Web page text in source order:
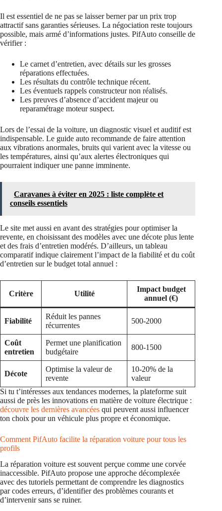
Il est essentiel de ne pas se laisser berner par un prix trop
attractif sans garanties sérieuses. La négociation reste toujours
possible, mais armé d’informations justes. PifAuto conseille de
vérifier :
Le carnet d’entretien, avec détails sur les grosses
réparations effectuées.
Les résultats du contrôle technique récent.
Les éventuels rappels constructeur non réalisés.
Les preuves d’absence d’accident majeur ou
reparamétrage moteur suspect.
Lors de l’essai de la voiture, un diagnostic visuel et auditif est
indispensable. Le guide auto recommande de faire attention
aux vibrations anormales, bruits qui varient avec la vitesse ou
les températures, ainsi qu’aux alertes électroniques qui
pourraient indiquer une panne imminente.
Caravanes à éviter en 2025 : liste complète et
conseils essentiels
Le site met aussi en avant des stratégies pour optimiser la
revente, en choisissant des modèles avec une décote plus lente
et des frais d’entretien modérés. D’ailleurs, un tableau
comparatif indique clairement l’impact de la fiabilité et du coût
d’entretien sur le budget total annuel :
Critère Utilité
Impact budget
annuel (€)
Fiabilité
Réduit les pannes
récurrentes
500-2000
Coût
entretien
Permet une planification
budgétaire
800-1500
Décote
Optimise la valeur de
revente
10-20% de la
valeur
Si tu t’intéresses aux tendances modernes, la plateforme suit
aussi de près les innovations en matière de voiture électrique :
découvre les dernières avancées qui peuvent aussi influencer
ton choix pour un véhicule plus propre et économique.
Comment PifAuto facilite la réparation voiture pour tous les
profils
La réparation voiture est souvent perçue comme une corvée
inaccessible. PifAuto propose une approche décomplexée
avec des tutoriels permettant de comprendre les diagnostics
par codes erreurs, d’identifier des problèmes courants et
d’intervenir sans se ruiner.